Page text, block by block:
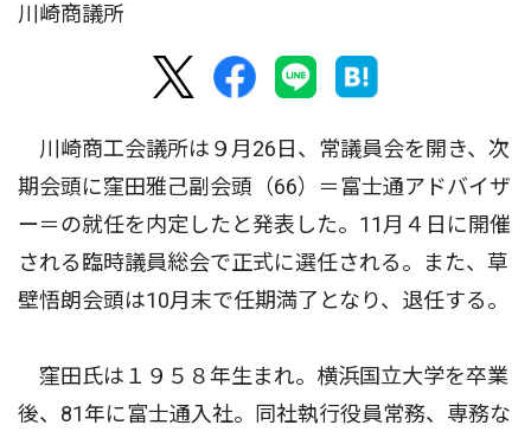
川崎商議所
川崎商工会議所は９月26日、常議員会を開き、次
期会頭に窪田雅己副会頭（66）＝富士通アドバイザ
ー＝の就任を内定したと発表した。11月４日に開催
される臨時議員総会で正式に選任される。また、草
壁悟朗会頭は10月末で任期満了となり、退任する。
窪田氏は１９５８年生まれ。横浜国立大学を卒業
後、81年に富士通入社。同社執行役員常務、専務な